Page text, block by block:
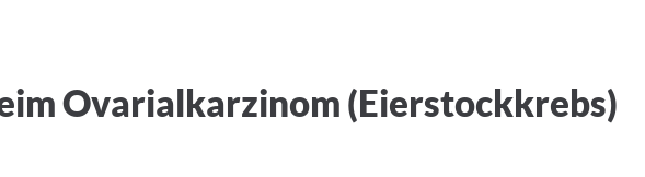
Ovarialkarzinom (Eierstockkrebs)